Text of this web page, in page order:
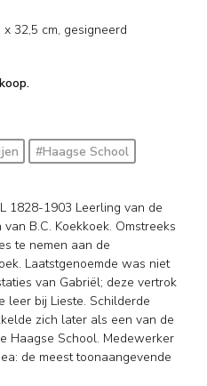
x 32,5 cm, gesigneerd
#Haagse School
B.C. Koekkoek. Omstreeks
te nemen aan de
Laatstgenoemde was niet
Gabriël; deze vertrok
leer bij Lieste. Schilderde
zich later als een van de
School. Medewerker